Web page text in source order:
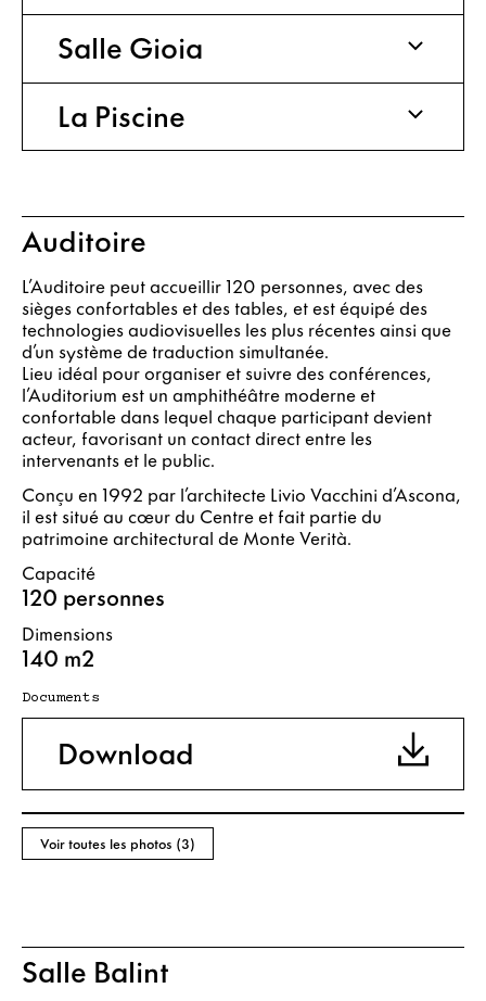
Salle Gioia
La Piscine
Auditoire
L’Auditoire peut accueillir 120 personnes, avec des
sièges confortables et des tables, et est équipé des
technologies audiovisuelles les plus récentes ainsi que
d’un système de traduction simultanée.
Lieu idéal pour organiser et suivre des conférences,
l’Auditorium est un amphithéâtre moderne et
confortable dans lequel chaque participant devient
acteur, favorisant un contact direct entre les
intervenants et le public.
Conçu en 1992 par l’architecte Livio Vacchini d’Ascona,
il est situé au cœur du Centre et fait partie du
patrimoine architectural de Monte Verità.
Capacité
120 personnes
Dimensions
140 m2
Documents
Download
Voir toutes les photos (3)
Salle Balint